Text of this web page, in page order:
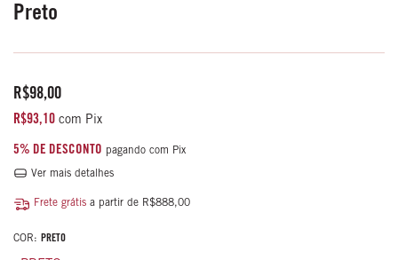
Preto
R$98,00
R$93,10 com Pix
5% DE DESCONTO pagando com Pix
Ver mais detalhes
Frete grátis a partir de R$888,00
COR: PRETO